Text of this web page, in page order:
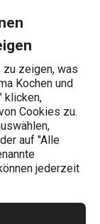
zu zeigen, was
Kochen und
klicken,
Cookies zu.
auf "Alle
jederzeit